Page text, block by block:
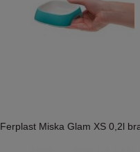
Ferplast Miska Glam XS 0,2l